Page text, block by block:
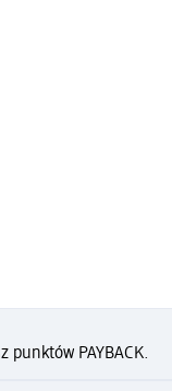
punktów PAYBACK.